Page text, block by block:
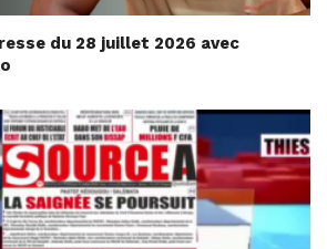
du 28 juillet 2026 avec